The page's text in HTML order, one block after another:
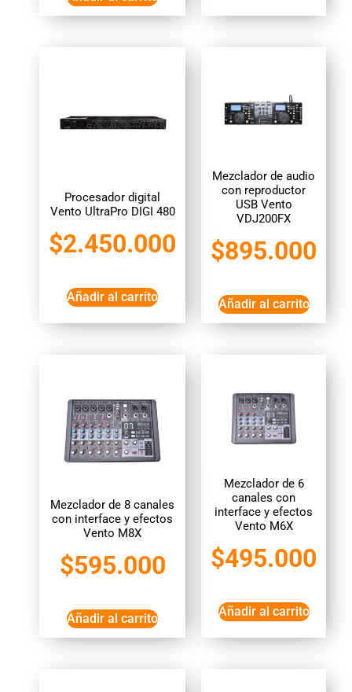
Procesador digital
Vento UltraPro DIGI 480
$2.450.000
Añadir al carrito
Mezclador de audio
con reproductor
USB Vento
VDJ200FX
$895.000
Añadir al carrito
Mezclador de 8 canales
con interface y efectos
Vento M8X
$595.000
Añadir al carrito
Mezclador de 6
canales con
interface y efectos
Vento M6X
$495.000
Añadir al carrito